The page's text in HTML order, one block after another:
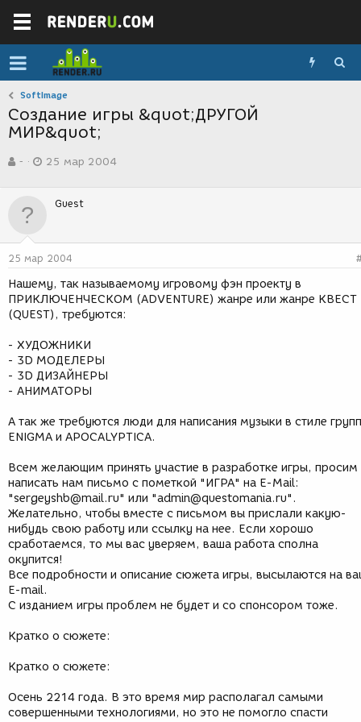
SoftImage
Создание игры &quot;ДРУГОЙ
МИР&quot;
в
р
м
-
а
д
н
и
я
25 мар 2004
Guest
25 мар 2004
Нашему, так называемому игровому фэн проекту в
ПРИКЛЮЧЕНЧЕСКОМ (ADVENTURE) жанре или жанре КВЕСТ
(QUEST), требуются:
- ХУДОЖНИКИ
- 3D МОДЕЛЕРЫ
- 3D ДИЗАЙНЕРЫ
- АНИМАТОРЫ
А так же требуются люди для написания музыки в стиле групп
ENIGMA и APOCALYPTICA.
Всем желающим принять участие в разработке игры, просим
написать нам письмо с пометкой "ИГРА" на E-Mail:
"sergeyshb@mail.ru" или "admin@questomania.ru".
Желательно, чтобы вместе с письмом вы прислали какую-
нибудь свою работу или ссылку на нее. Если хорошо
сработаемся, то мы вас уверяем, ваша работа сполна
окупится!
Все подробности и описание сюжета игры, высылаются на
E-mail.
C изданием игры проблем не будет и со спонсором тоже.
Кратко о сюжете:
Кратко о сюжете:
Осень 2214 года. В это время мир располагал самыми
совершенными технологиями, но это не помогло спасти